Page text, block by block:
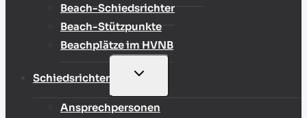
Beach-Schiedsrichter
Beach-Stützpunkte
Beachplätze im HVNB
Schiedsrichter
UNTERMENÜ
Ansprechpersonen